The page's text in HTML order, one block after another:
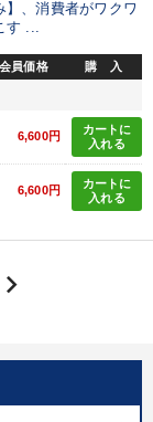
、消費者がワクワ
す ...
会員価格 購 入
6,600円
カートに
入れる
6,600円
カートに
入れる
keyboard_arrow_right